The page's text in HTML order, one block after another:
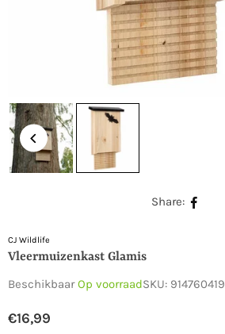
Share:
CJ Wildlife
Vleermuizenkast Glamis
BeschikbaarOp voorraadSKU: 914760419
Normale
€16,99